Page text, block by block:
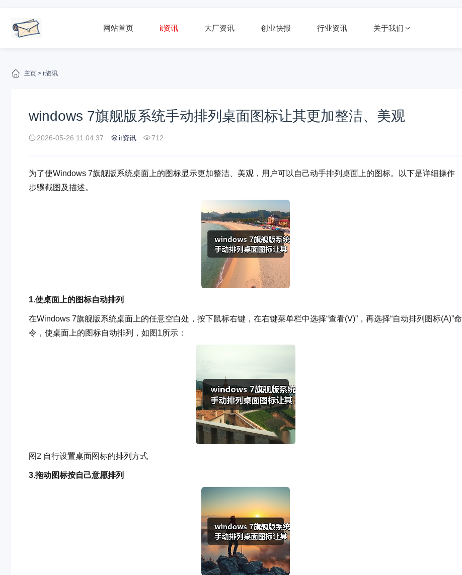
网站首页 it资讯 大厂资讯 创业快报 行业资讯 关于我们
主页 > it资讯
windows 7旗舰版系统手动排列桌面图标让其更加整洁、美观
2026-05-26 11:04:37 it资讯 712
为了使Windows 7旗舰版系统桌面上的图标显示更加整洁、美观，用户可以自己动手排列桌面上的图标。以下是详细操作
步骤截图及描述。
1.使桌面上的图标自动排列
在Windows 7旗舰版系统桌面上的任意空白处，按下鼠标右键，在右键菜单栏中选择“查看(V)”，再选择“自动排列图标(A)”命
令，使桌面上的图标自动排列，如图1所示：
图2 自行设置桌面图标的排列方式
3.拖动图标按自己意愿排列